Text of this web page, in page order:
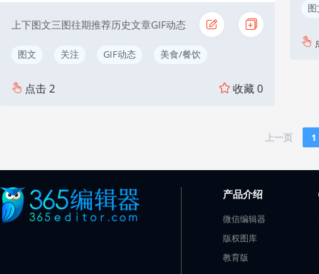
上下图文三图往期推荐历史文章GIF动态
图文 关注 GIF动态 美食/餐饮
点击 2 收藏 0
上一页 1
产品介绍
微信编辑器
版权图库
教育版